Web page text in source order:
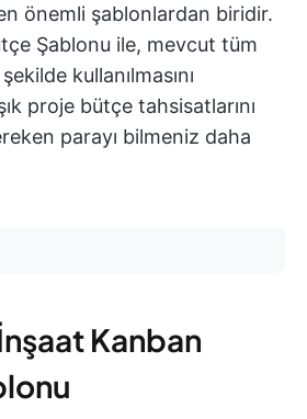
önemli şablonlardan biridir.
Şablonu ile, mevcut tüm
kullanılmasını
proje bütçe tahsisatlarını
parayı bilmeniz daha
Kanban